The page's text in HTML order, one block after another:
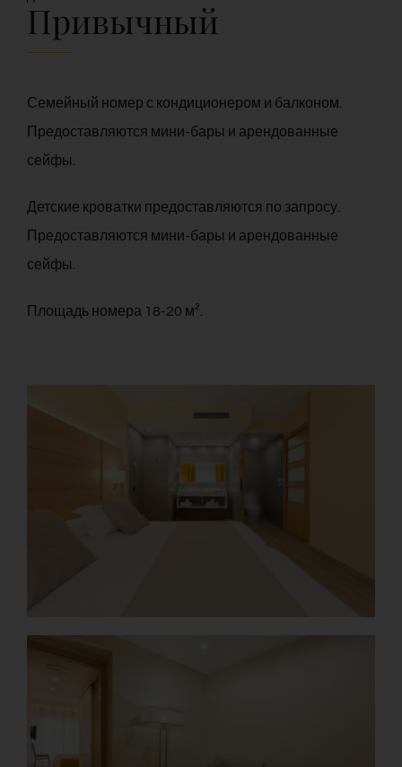
Контакт
Привычный
Семейный номер с кондиционером и балконом.
Предоставляются мини-бары и арендованные
сейфы.
Детские кроватки предоставляются по запросу.
Предоставляются мини-бары и арендованные
сейфы.
Площадь номера 18-20 м².